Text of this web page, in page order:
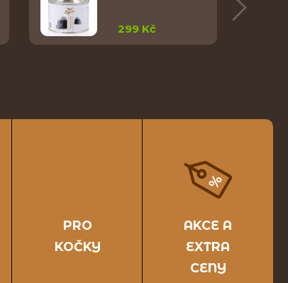
299 Kč
PRO
KOČKY
AKCE A
EXTRA
CENY